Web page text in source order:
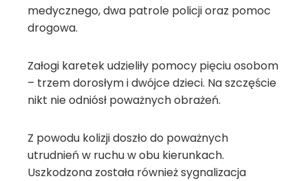
medycznego, dwa patrole policji oraz pomoc
drogowa.
Załogi karetek udzieliły pomocy pięciu osobom
– trzem dorosłym i dwójce dzieci. Na szczęście
nikt nie odniósł poważnych obrażeń.
Z powodu kolizji doszło do poważnych
utrudnień w ruchu w obu kierunkach.
Uszkodzona została również sygnalizacja